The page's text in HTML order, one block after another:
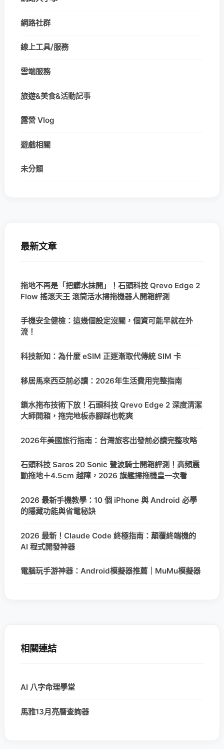
網路社群
線上工具/服務
雲端服務
旅遊&美食&活動記事
露營 Vlog
遊戲相關
未分類
最新文章
拖地不再是「把髒水抹開」！石頭科技 Qrevo Edge 2
Flow 搖滾天王 滾筒活水掃拖機器人開箱評測
手機安全健檢：這幾個設定沒關，個資可能早就在外
流！
科技新知：為什麼 eSIM 正逐漸取代傳統 SIM 卡
移居馬來西亞前必讀：2026年生活費用完整指南
鎖水拖布技術下放！石頭科技 Qrevo Edge 2 深度清潔
大師開箱，拖完地板赤腳踩也乾爽
2026年美國旅行指南：台灣旅客出發前必讀完整攻略
石頭科技 Saros 20 Sonic 聲波騎士開箱評測！高頻震
動拖地＋4.5cm 越障，2026 旗艦掃拖機皇一次看
2026 最新手機教學：10 個 iPhone 與 Android 必學
的隱藏功能與省電秘訣
2026 最新！Claude Code 終極指南：顛覆終端機的
AI 程式開發神器
電腦玩手游神器：Android模擬器推薦｜MuMu模擬器
相關連結
AI 八字命理學堂
馬雅13月亮曆查詢器